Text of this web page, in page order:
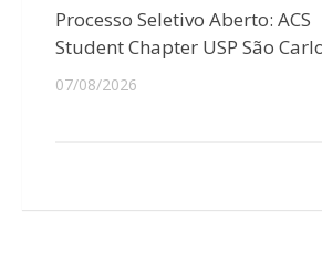
Processo Seletivo Aberto: ACS
Student Chapter USP São
07/08/2026